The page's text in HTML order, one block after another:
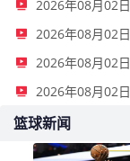
篮球新闻